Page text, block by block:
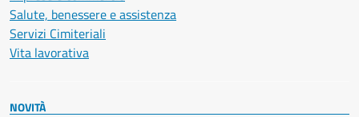
Salute, benessere e assistenza
Servizi Cimiteriali
Vita lavorativa
NOVITÀ